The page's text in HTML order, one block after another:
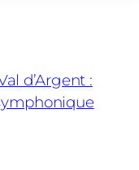
d’Argent :